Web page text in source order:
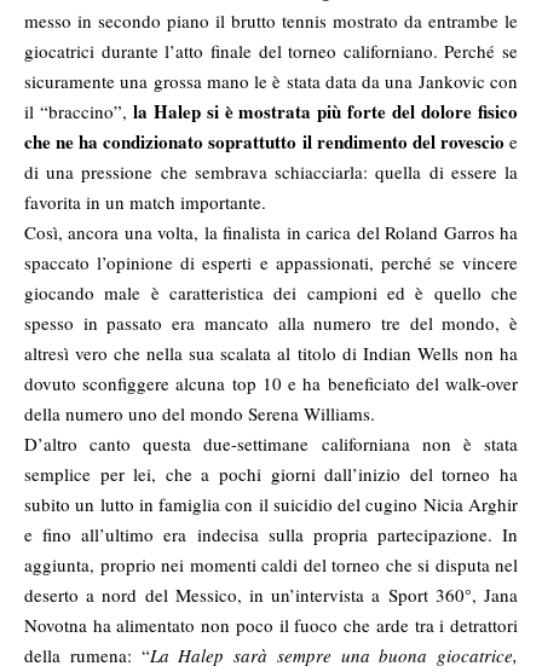
messo in secondo piano il brutto tennis mostrato da entrambe le
giocatrici durante l’atto finale del torneo californiano. Perché se
sicuramente una grossa mano le è stata data da una Jankovic con
il “braccino”, la Halep si è mostrata più forte del dolore fisico
che ne ha condizionato soprattutto il rendimento del rovescio e
di una pressione che sembrava schiacciarla: quella di essere la
favorita in un match importante.
Così, ancora una volta, la finalista in carica del Roland Garros ha
spaccato l’opinione di esperti e appassionati, perché se vincere
giocando male è caratteristica dei campioni ed è quello che
spesso in passato era mancato alla numero tre del mondo, è
altresì vero che nella sua scalata al titolo di Indian Wells non ha
dovuto sconfiggere alcuna top 10 e ha beneficiato del walk-over
della numero uno del mondo Serena Williams.
D’altro canto questa due-settimane californiana non è stata
semplice per lei, che a pochi giorni dall’inizio del torneo ha
subito un lutto in famiglia con il suicidio del cugino Nicia Arghir
e fino all’ultimo era indecisa sulla propria partecipazione. In
aggiunta, proprio nei momenti caldi del torneo che si disputa nel
deserto a nord del Messico, in un’intervista a Sport 360°, Jana
Novotna ha alimentato non poco il fuoco che arde tra i detrattori
della rumena: “La Halep sarà sempre una buona giocatrice,